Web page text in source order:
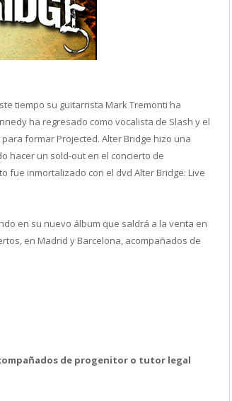
tiempo su guitarrista Mark Tremonti ha
ha regresado como vocalista de Slash y el
formar Projected. Alter Bridge hizo una
hacer un sold-out en el concierto de
fue inmortalizado con el dvd Alter Bridge: Live
en su nuevo álbum que saldrá a la venta en
en Madrid y Barcelona, acompañados de
de progenitor o tutor legal